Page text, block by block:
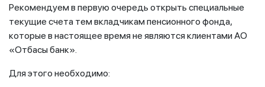
Рекомендуем в первую очередь открыть специальные
текущие счета тем вкладчикам пенсионного фонда,
которые в настоящее время не являются клиентами АО
«Отбасы банк».
Для этого необходимо: